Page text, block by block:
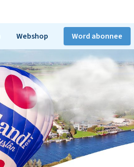
Webshop Word abonnee